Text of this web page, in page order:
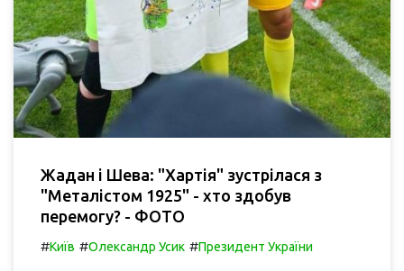
Жадан і Шева: "Хартія" зустрілася з
"Металістом 1925" - хто здобув
перемогу? - ФОТО
#Київ #Олександр Усик #Президент України